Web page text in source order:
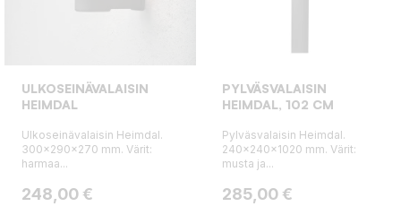
ULKOSEINÄVALAISIN
HEIMDAL
Ulkoseinävalaisin Heimdal.
300x290x270 mm. Värit:
harmaa...
Hinta
248,00 €
PYLVÄSVALAISIN
HEIMDAL, 102 CM
Pylväsvalaisin Heimdal.
240x240x1020 mm. Värit:
musta ja...
Hinta
285,00 €